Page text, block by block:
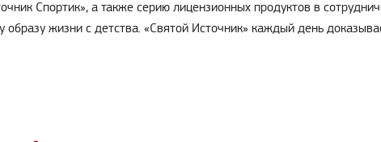
Спортик», а также серию лицензионных продуктов в
жизни с детства. «Святой Источник» каждый день